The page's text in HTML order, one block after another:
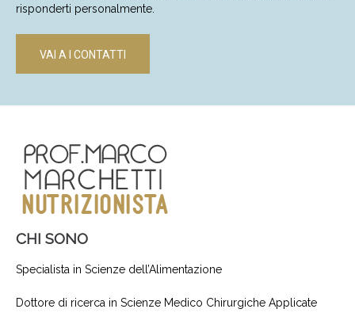
risponderti personalmente.
VAI A I CONTATTI
CHI SONO
Specialista in Scienze dell’Alimentazione
Dottore di ricerca in Scienze Medico Chirurgiche Applicate